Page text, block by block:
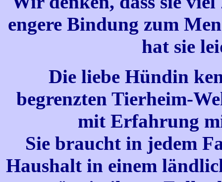
engere Bindung zum
hat sie
Die liebe Hündin
begrenzten Tierheim-
mit Erfahrung
Sie braucht in jedem
Haushalt in einem